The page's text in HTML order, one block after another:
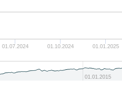
01.07.2024 01.10.2024 01.01.2025
01.01.2015